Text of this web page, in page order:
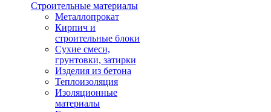
Строительные материалы
Металлопрокат
Кирпич и
строительные блоки
Сухие смеси,
грунтовки, затирки
Изделия из бетона
Теплоизоляция
Изоляционные
материалы